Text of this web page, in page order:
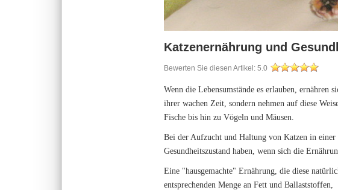
Katzenernährung und
Bewerten Sie diesen Artikel: 5.0
Wenn die Lebensumstände es erlauben,
ihrer wachen Zeit, sondern nehmen auf diese
Fische bis hin zu Vögeln und Mäusen.
Bei der Aufzucht und Haltung von Katzen in
Gesundheitszustand haben, wenn sich die
Eine "hausgemachte" Ernährung, die diese
entsprechenden Menge an Fett und